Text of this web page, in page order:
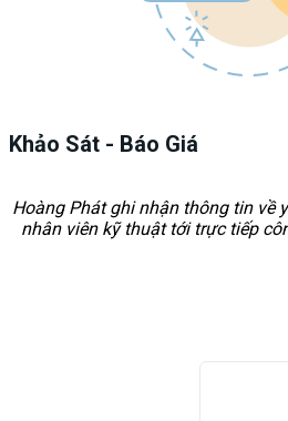
Khảo Sát - Báo Giá
Hoàng Phát ghi nhận thông tin về
nhân viên kỹ thuật tới trực tiếp